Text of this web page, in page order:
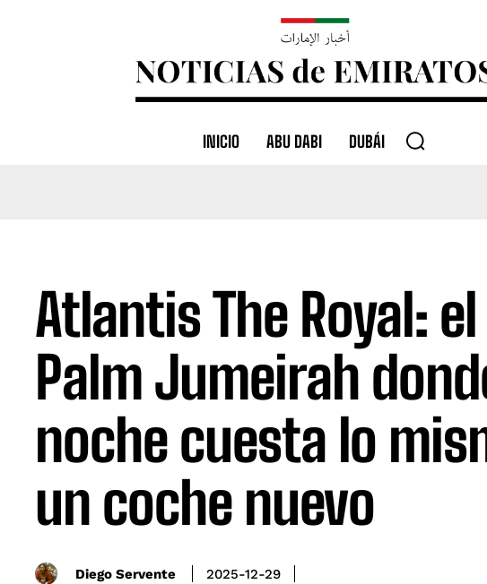
INICIO ABU DABI DUBÁI
Atlantis The Royal:
Palm Jumeirah
noche cuesta lo
un coche nuevo
Diego Servente 2025-12-29